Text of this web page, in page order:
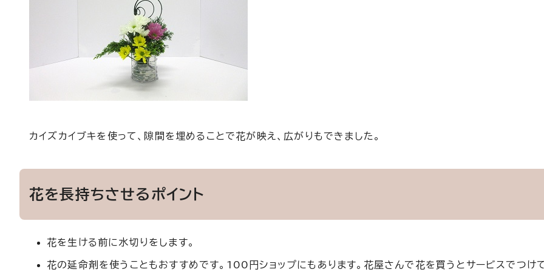
カイズカイブキを使って、隙間を埋めることで花が映え、広がりもできました。
花を長持ちさせるポイント
花を生ける前に水切りをします。
花の延命剤を使うこともおすすめです。100円ショップにもあります。花屋さんで花を買うとサービスでつけ